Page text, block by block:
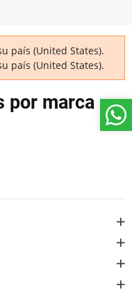
país (United States).
país (United States).
por marca